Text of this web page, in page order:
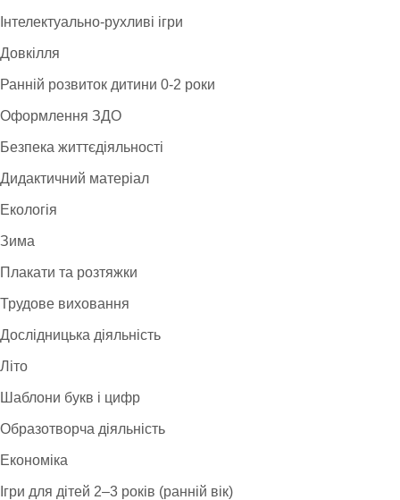
Інтелектуально-рухливі ігри
Довкілля
Ранній розвиток дитини 0-2 роки
Оформлення ЗДО
Безпека життєдіяльності
Дидактичний матеріал
Екологія
Зима
Плакати та розтяжки
Трудове виховання
Дослідницька діяльність
Літо
Шаблони букв і цифр
Образотворча діяльність
Економіка
Ігри для дітей 2–3 років (ранній вік)